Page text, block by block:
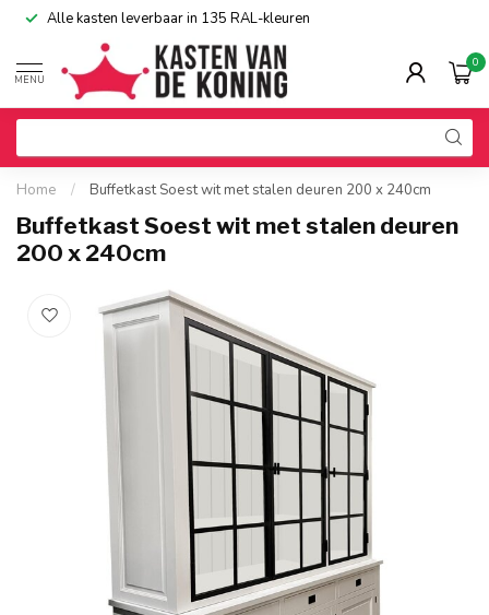
Alle kasten leverbaar in 135 RAL-kleuren
MENU
0
Home / Buffetkast Soest wit met stalen deuren 200 x 240cm
Buffetkast Soest wit met stalen deuren
200 x 240cm